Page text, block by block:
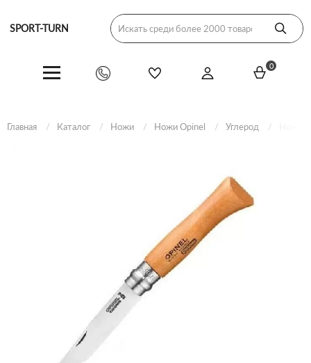
SPORT-TURN
0
Главная Каталог Ножи Ножи Opinel Углерод